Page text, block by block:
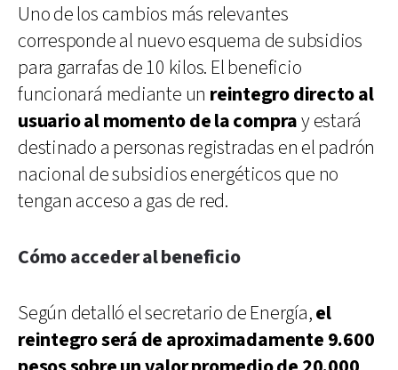
Uno de los cambios más relevantes
corresponde al nuevo esquema de subsidios
para garrafas de 10 kilos. El beneficio
funcionará mediante un reintegro directo al
usuario al momento de la compray estará
destinado a personas registradas en el padrón
nacional de subsidios energéticos que no
tengan acceso a gas de red.
Cómo acceder al beneficio
Según detalló el secretario de Energía,el
reintegro será de aproximadamente 9.600